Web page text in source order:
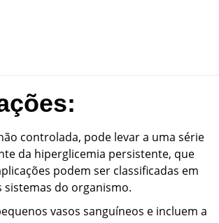
controlada, pode levar a uma série
da hiperglicemia persistente, que
podem ser classificadas em
do organismo.
vasos sanguíneos e incluem a